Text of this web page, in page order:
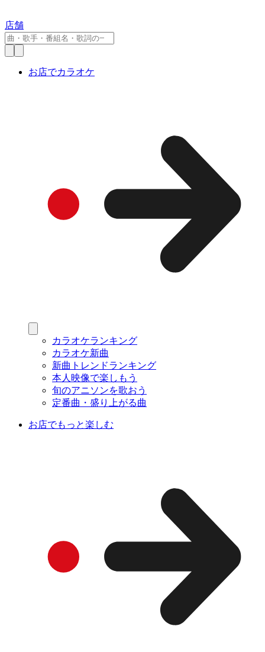
店舗
お店でカラオケ
カラオケランキング
カラオケ新曲
新曲トレンドランキング
本人映像で楽しもう
旬のアニソンを歌おう
定番曲・盛り上がる曲
お店でもっと楽しむ